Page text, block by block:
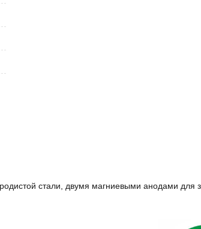
стали, двумя магниевыми анодами для